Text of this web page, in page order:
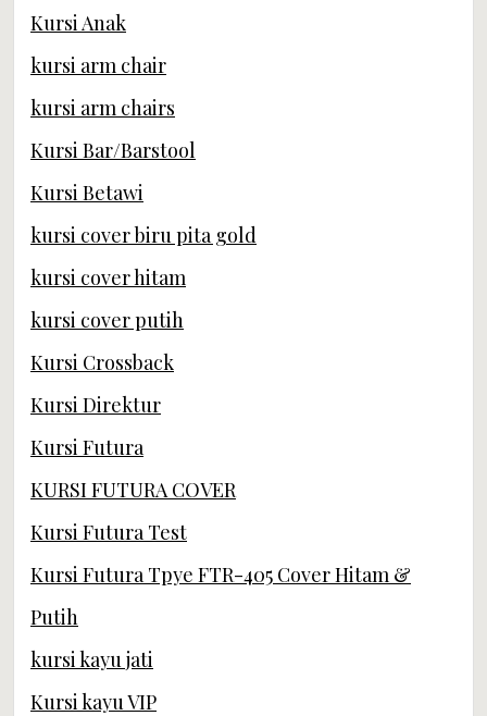
Kursi Anak
kursi arm chair
kursi arm chairs
Kursi Bar/Barstool
Kursi Betawi
kursi cover biru pita gold
kursi cover hitam
kursi cover putih
Kursi Crossback
Kursi Direktur
Kursi Futura
KURSI FUTURA COVER
Kursi Futura Test
Kursi Futura Tpye FTR-405 Cover Hitam &
Putih
kursi kayu jati
Kursi kayu VIP